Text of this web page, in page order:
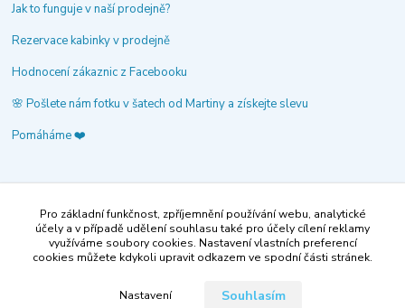
Jak to funguje v naší prodejně?
Rezervace kabinky v prodejně
Hodnocení zákaznic z Facebooku
🌸 Pošlete nám fotku v šatech od Martiny a získejte slevu
Pomáháme ❤️
‭+420735138241
volejte po-pá 9-14 hod.
info@spolecenske-saty-martina.cz
Pro základní funkčnost, zpříjemnění používání webu, analytické
účely a v případě udělení souhlasu také pro účely cílení reklamy
využíváme soubory cookies. Nastavení vlastních preferencí
cookies můžete kdykoli upravit odkazem ve spodní části stránek.
Nastavení Souhlasím